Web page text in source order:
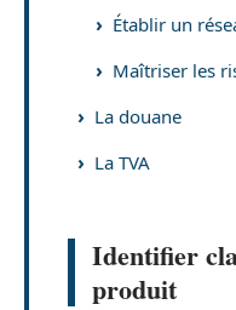
Établir un
Maîtriser les
La douane
La TVA
Identifier
produit